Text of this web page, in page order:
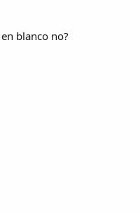
blanco no?